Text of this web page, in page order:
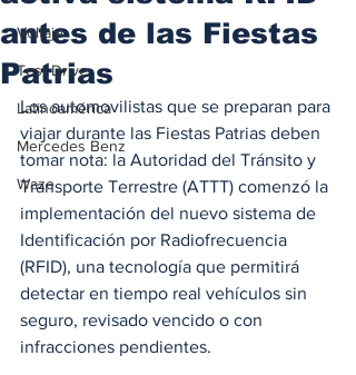
Voltaje
Test Drive
Latinoamérica
Mercedes Benz
Waze
antes de las Fiestas
Patrias
Los automovilistas que se preparan para
viajar durante las Fiestas Patrias deben
tomar nota: la Autoridad del Tránsito y
Transporte Terrestre (ATTT) comenzó la
implementación del nuevo sistema de
Identificación por Radiofrecuencia
(RFID), una tecnología que permitirá
detectar en tiempo real vehículos sin
seguro, revisado vencido o con
infracciones pendientes.